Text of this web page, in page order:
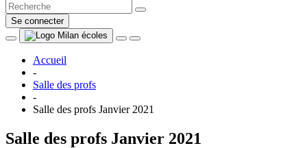
Se connecter
Accueil
-
Salle des profs
-
Salle des profs Janvier 2021
Salle des profs Janvier 2021